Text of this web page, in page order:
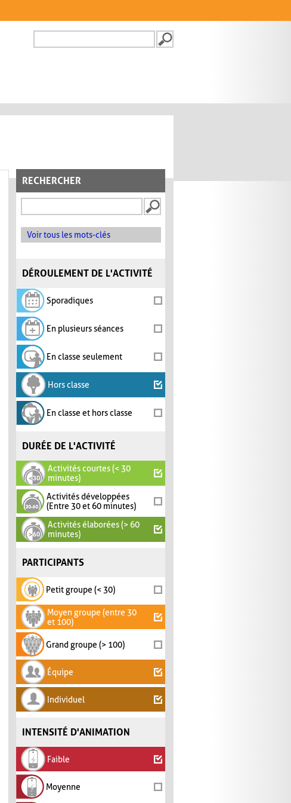
FORMULAIRE DE
RECHERCHER
Voir tous les mots-clés
DÉROULEMENT DE L'ACTIVITÉ
Sporadiques
En plusieurs séances
En classe seulement
Hors classe
En classe et hors classe
DURÉE DE L'ACTIVITÉ
Activités courtes (< 30
minutes)
Activités développées
(Entre 30 et 60 minutes)
Activités élaborées (> 60
minutes)
PARTICIPANTS
Petit groupe (< 30)
Moyen groupe (entre 30
et 100)
Grand groupe (> 100)
Équipe
Individuel
INTENSITÉ D'ANIMATION
Faible
Moyenne